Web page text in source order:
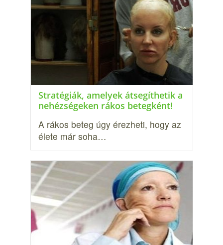
Stratégiák, amelyek átsegíthetik a
nehézségeken rákos betegként!
A rákos beteg úgy érezheti, hogy az
élete már soha…